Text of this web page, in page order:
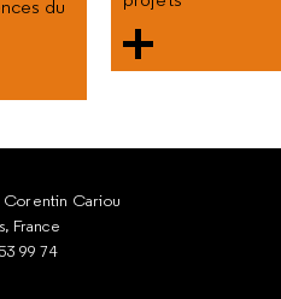
du
Corentin Cariou
France
99 74